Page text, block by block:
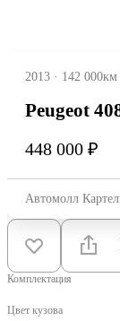
2013 · 142 000км
Peugeot
448 000 ₽
Автомолл
Комплектация
Цвет кузова